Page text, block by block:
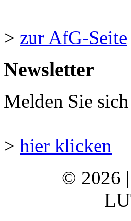
> zur AfG-Seite
Newsletter
Melden Sie
> hier klicken
© 2026